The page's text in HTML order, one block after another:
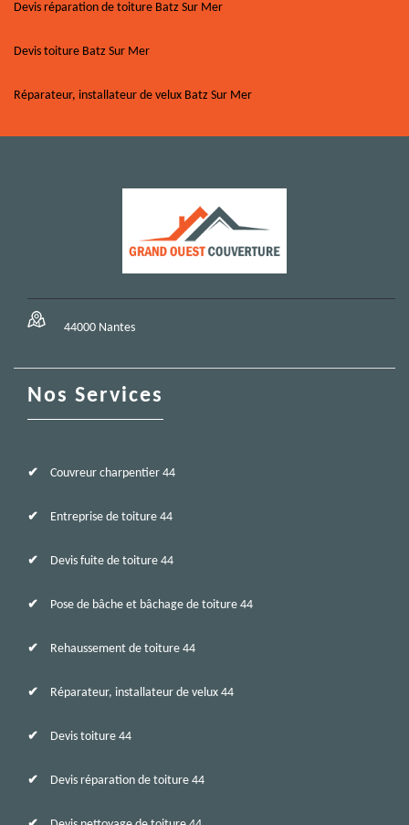
Devis réparation de toiture Batz Sur Mer
Devis toiture Batz Sur Mer
Réparateur, installateur de velux Batz Sur Mer
44000 Nantes
Nos Services
Couvreur charpentier 44
Entreprise de toiture 44
Devis fuite de toiture 44
Pose de bâche et bâchage de toiture 44
Rehaussement de toiture 44
Réparateur, installateur de velux 44
Devis toiture 44
Devis réparation de toiture 44